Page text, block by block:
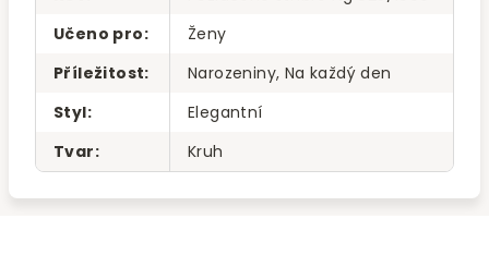
Učeno pro:
Ženy
Příležitost:
Narozeniny, Na každý den
Styl:
Elegantní
Tvar: Kruh